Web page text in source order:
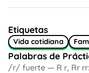
Etiquetas
Vida cotidiana
Palabras de
/r/ fuerte — R r, Rr